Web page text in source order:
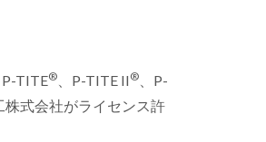
P-TITE® 、P-TITE II®
、P-
株式会社がライセンス許